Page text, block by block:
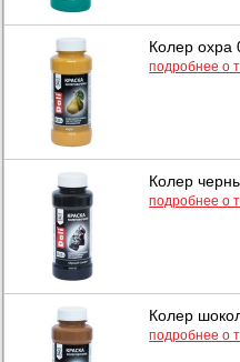
Колер охра
подробнее о
Колер
подробнее о
Колер
подробнее о